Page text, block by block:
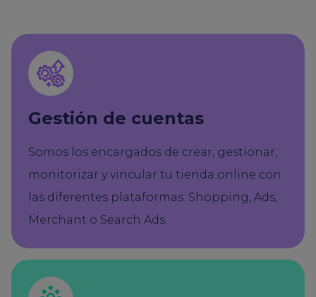
Gestión de cuentas
Somos los encargados de crear, gestionar,
monitorizar y vincular tu tienda online con
las diferentes plataformas: Shopping, Ads,
Merchant o Search Ads.